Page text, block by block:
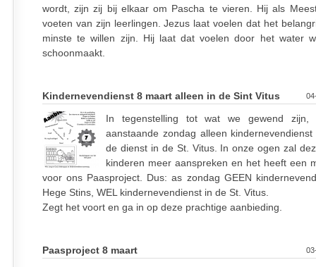
wordt, zijn zij bij elkaar om Pascha te vieren. Hij als
voeten van zijn leerlingen. Jezus laat voelen dat het
minste te willen zijn. Hij laat dat voelen door het water
schoonmaakt.
Kindernevendienst 8 maart alleen in de Sint Vitus
In tegenstelling tot wat we gewend zijn,
aanstaande zondag alleen
de dienst in de St. Vitus. In onze ogen zal
kinderen meer aanspreken en het heeft een
voor ons Paasproject. Dus: as zondag GEEN
Hege Stins, WEL kindernevendienst in de St. Vitus.
Zegt het voort en ga in op deze prachtige aanbieding.
Paasproject 8 maart